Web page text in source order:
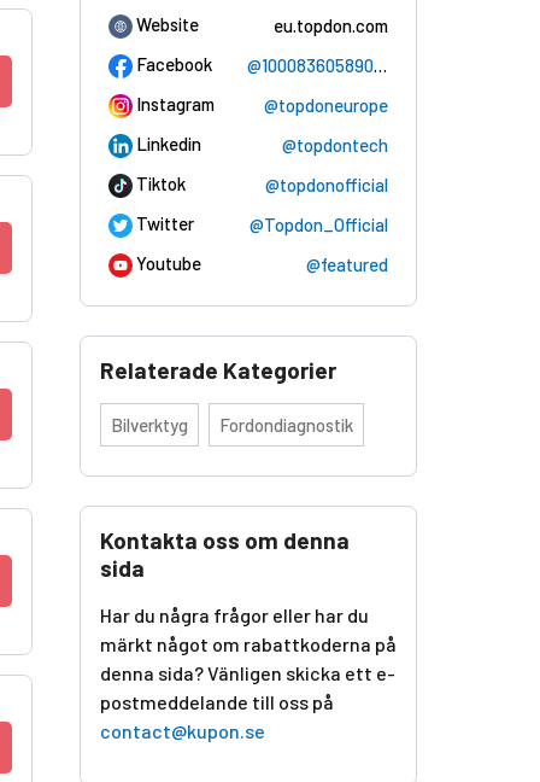
Website
eu.topdon.com
Facebook
@100083605890654
Instagram
@topdoneurope
Linkedin
@topdontech
Tiktok
@topdonofficial
Twitter
@Topdon_Official
Youtube
@featured
Relaterade Kategorier
Bilverktyg Fordondiagnostik
Kontakta oss om denna
sida
Har du några frågor eller har du
märkt något om rabattkoderna på
denna sida? Vänligen skicka ett e-
postmeddelande till oss på
contact@kupon.se